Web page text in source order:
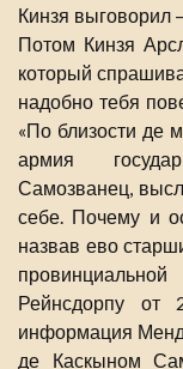
Кинзя выговорил
Потом Кинзя
который
надобно тебя
«По близости де
армия
Самозванец,
себе. Почему и
назвав ево
Рейнсдорпу от
информация
де Каскыном